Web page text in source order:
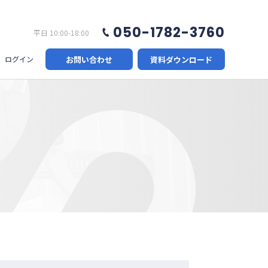
平日 10:00-18:00 050-1782-3760
ログイン お問い合わせ 資料ダウンロード